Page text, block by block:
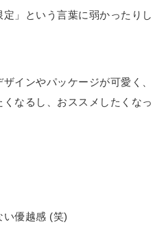
」という言葉に弱かったりし
インやパッケージが可愛く、
なるし、おススメしたくなっ
い優越感 (笑)